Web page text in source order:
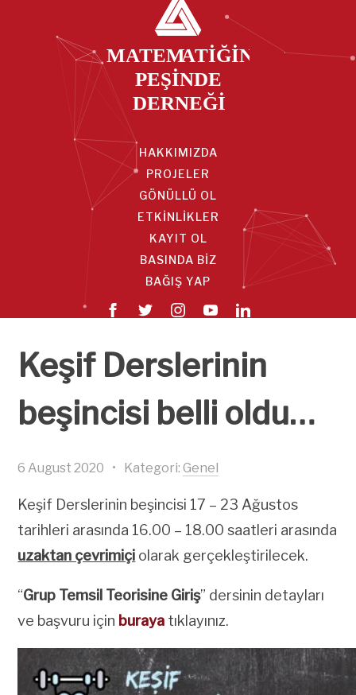
HAKKIMIZDA
PROJELER
GÖNÜLLÜ OL
ETKİNLİKLER
KAYIT OL
BASINDA BİZ
BAĞIŞ YAP
Keşif Derslerinin
beşincisi belli oldu…
6 August 2020 • Kategori:Genel
Keşif Derslerinin beşincisi 17 – 23 Ağustos
tarihleri arasında 16.00 – 18.00 saatleri arasında
uzaktan çevrimiçi olarak gerçekleştirilecek.
“Grup Temsil Teorisine Giriş” dersinin detayları
ve başvuru için buraya tıklayınız.